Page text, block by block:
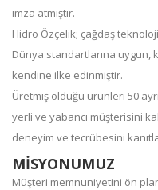
imza atmıştır.
Hidro Özçelik; çağdaş
Dünya standartlarına uygun,
kendine ilke edinmiştir.
Üretmiş olduğu ürünleri 50
yerli ve yabancı müşterisini
deneyim ve tecrübesini
MİSYONUMUZ
Müşteri memnuniyetini ön